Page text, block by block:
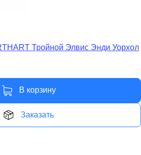
Тройной Элвис Энди Уорхол
В корзину
Заказать